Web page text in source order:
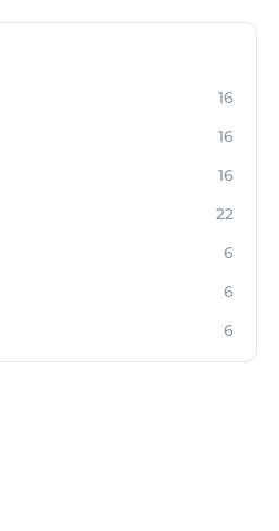
16
16
16
22
6
6
6